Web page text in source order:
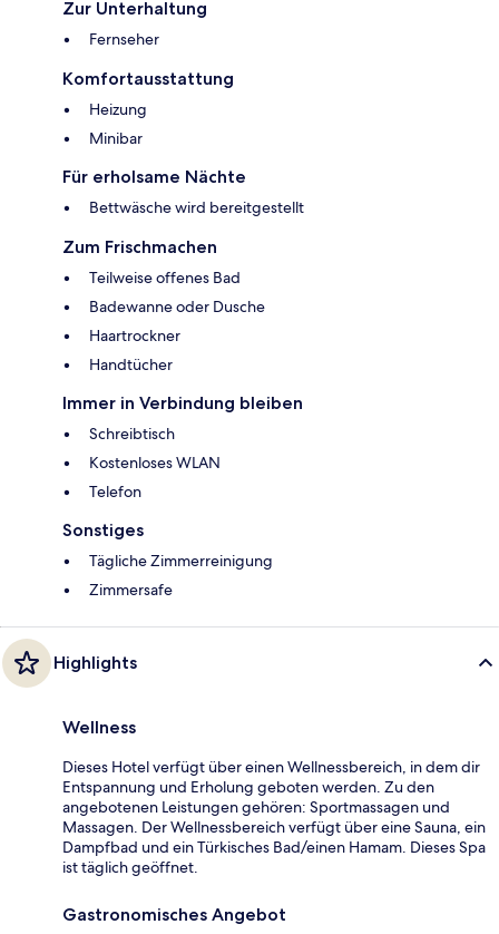
Zur Unterhaltung
Fernseher
Komfortausstattung
Heizung
Minibar
Für erholsame Nächte
Bettwäsche wird bereitgestellt
Zum Frischmachen
Teilweise offenes Bad
Badewanne oder Dusche
Haartrockner
Handtücher
Immer in Verbindung bleiben
Schreibtisch
Kostenloses WLAN
Telefon
Sonstiges
Tägliche Zimmerreinigung
Zimmersafe
Highlights
Wellness
Dieses Hotel verfügt über einen Wellnessbereich, in dem dir
Entspannung und Erholung geboten werden. Zu den
angebotenen Leistungen gehören: Sportmassagen und
Massagen. Der Wellnessbereich verfügt über eine Sauna, ein
Dampfbad und ein Türkisches Bad/einen Hamam. Dieses Spa
ist täglich geöffnet.
Gastronomisches Angebot